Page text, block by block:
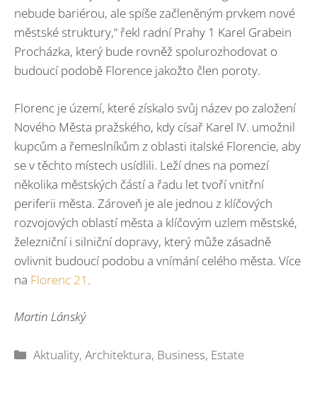
nebude bariérou, ale spíše začleněným prvkem nové
městské struktury,“ řekl radní Prahy 1 Karel Grabein
Procházka, který bude rovněž spolurozhodovat o
budoucí podobě Florence jakožto člen poroty.
Florenc je území, které získalo svůj název po založení
Nového Města pražského, kdy císař Karel IV. umožnil
kupcům a řemeslníkům z oblasti italské Florencie, aby
se v těchto místech usídlili. Leží dnes na pomezí
několika městských částí a řadu let tvoří vnitřní
periferii města. Zároveň je ale jednou z klíčových
rozvojových oblastí města a klíčovým uzlem městské,
železniční i silniční dopravy, který může zásadně
ovlivnit budoucí podobu a vnímání celého města. Více
na Florenc 21 .
Martin Lánský
Rubriky
Aktuality,Architektura, Business, Estate